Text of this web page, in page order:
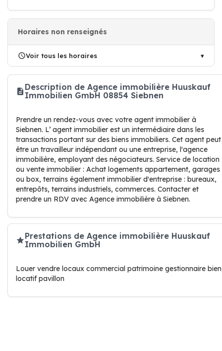
Horaires non renseignés
Voir tous les horaires
Description de Agence immobilière Huuskauf
Immobilien GmbH 08854 Siebnen
Prendre un rendez-vous avec votre agent immobilier à
Siebnen. L’ agent immobilier est un intermédiaire dans les
transactions portant sur des biens immobiliers. Cet agent peut
être un travailleur indépendant ou une entreprise, l'agence
immobilière, employant des négociateurs. Service de location
ou vente immobilier : Achat logements appartement, garages
ou box, terrains également immobilier d'entreprise : bureaux,
entrepôts, terrains industriels, commerces. Contacter et
prendre un RDV avec Agence immobilière à Siebnen.
Prestations de Agence immobilière Huuskauf
Immobilien GmbH
Louer vendre locaux commercial patrimoine gestionnaire bien
locatif pavillon